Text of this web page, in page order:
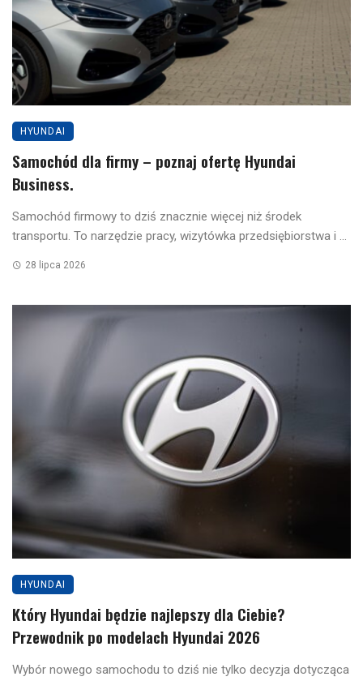
HYUNDAI
Samochód dla firmy – poznaj ofertę Hyundai
Business.
Samochód firmowy to dziś znacznie więcej niż środek
transportu. To narzędzie pracy, wizytówka przedsiębiorstwa i ...
28 lipca 2026
HYUNDAI
Który Hyundai będzie najlepszy dla Ciebie?
Przewodnik po modelach Hyundai 2026
Wybór nowego samochodu to dziś nie tylko decyzja dotycząca